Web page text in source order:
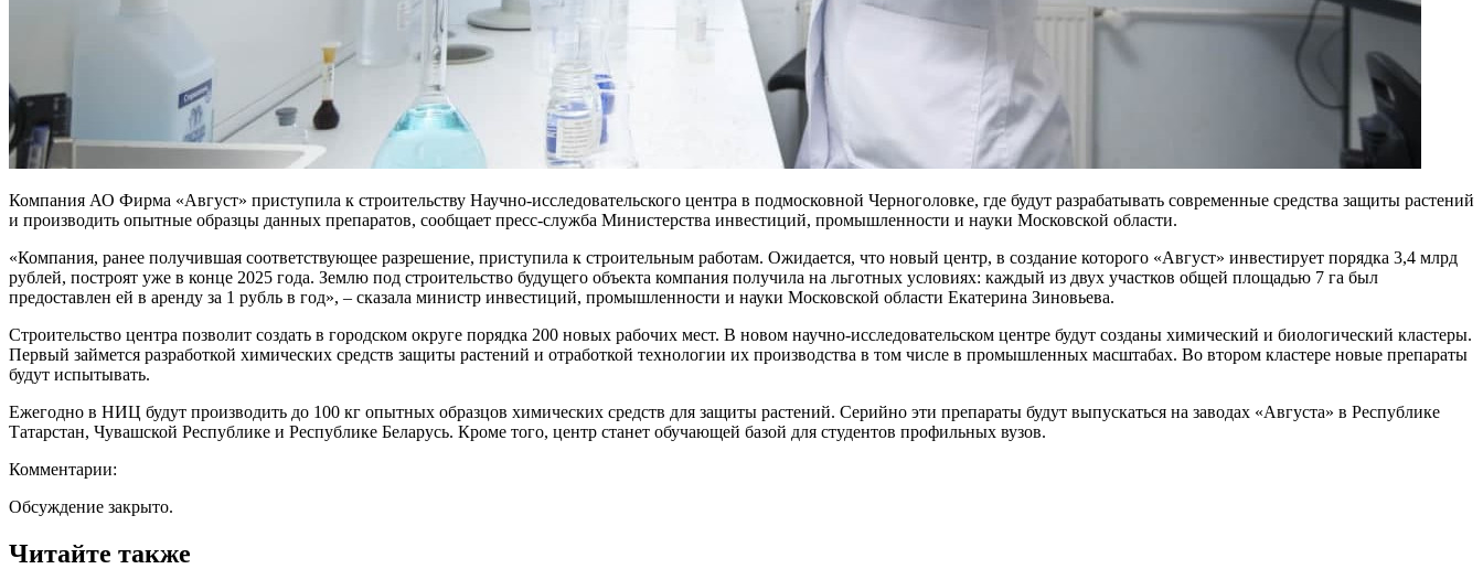
Компания АО Фирма «Август» приступила к строительству Научно-исследовательского центра в подмосковной Черноголовке, где будут разрабатывать современные средства защиты растений
и производить опытные образцы данных препаратов, сообщает пресс-служба Министерства инвестиций, промышленности и науки Московской области.
«Компания, ранее получившая соответствующее разрешение, приступила к строительным работам. Ожидается, что новый центр, в создание которого «Август» инвестирует порядка 3,4 млрд
рублей, построят уже в конце 2025 года. Землю под строительство будущего объекта компания получила на льготных условиях: каждый из двух участков общей площадью 7 га был
предоставлен ей в аренду за 1 рубль в год», – сказала министр инвестиций, промышленности и науки Московской области Екатерина Зиновьева.
Строительство центра позволит создать в городском округе порядка 200 новых рабочих мест. В новом научно-исследовательском центре будут созданы химический и биологический кластеры.
Первый займется разработкой химических средств защиты растений и отработкой технологии их производства в том числе в промышленных масштабах. Во втором кластере новые препараты
будут испытывать.
Ежегодно в НИЦ будут производить до 100 кг опытных образцов химических средств для защиты растений. Серийно эти препараты будут выпускаться на заводах «Августа» в Республике
Татарстан, Чувашской Республике и Республике Беларусь. Кроме того, центр станет обучающей базой для студентов профильных вузов.
Комментарии:
Обсуждение закрыто.
Читайте также